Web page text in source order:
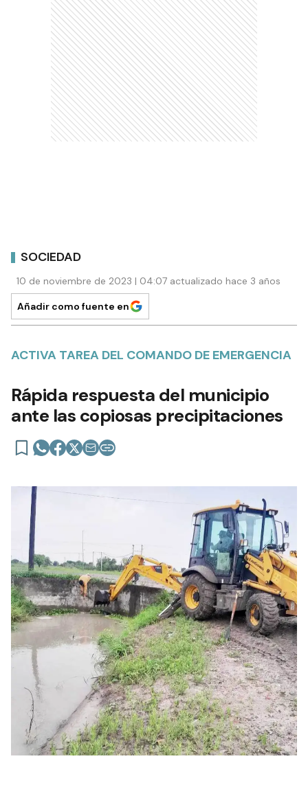
SOCIEDAD
10 de noviembre de 2023 | 04:07 actualizado hace 3 años
Añadir como fuente en
ACTIVA TAREA DEL COMANDO DE EMERGENCIA
Rápida respuesta del municipio
ante las copiosas precipitaciones